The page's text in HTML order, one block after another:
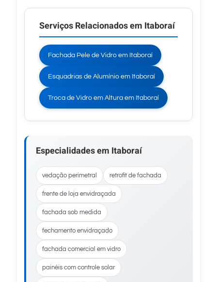
Serviços Relacionados em Itaboraí
Fachada Pele de Vidro em Itaboraí
Esquadrias de Alumínio em Itaboraí
Troca de Vidro em Altura em Itaboraí
Especialidades em Itaboraí
vedação perimetral retrofit de fachada
frente de loja envidraçada
fachada sob medida
fechamento envidraçado
fachada comercial em vidro
painéis com controle solar